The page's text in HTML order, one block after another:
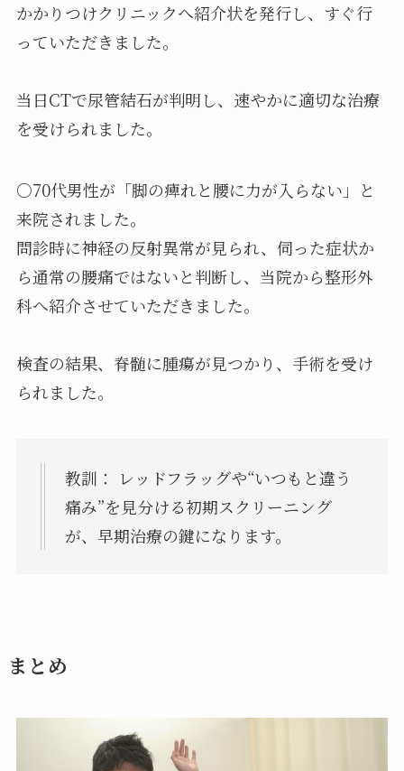
かかりつけクリニックへ紹介状を発行し、すぐ行
っていただきました。
当日CTで尿管結石が判明し、速やかに適切な治療
を受けられました。
○70代男性が「脚の痺れと腰に力が入らない」と
来院されました。
問診時に神経の反射異常が見られ、伺った症状か
ら通常の腰痛ではないと判断し、当院から整形外
科へ紹介させていただきました。
検査の結果、脊髄に腫瘍が見つかり、手術を受け
られました。
教訓： レッドフラッグや“いつもと違う
痛み”を見分ける初期スクリーニング
が、早期治療の鍵になります。
まとめ